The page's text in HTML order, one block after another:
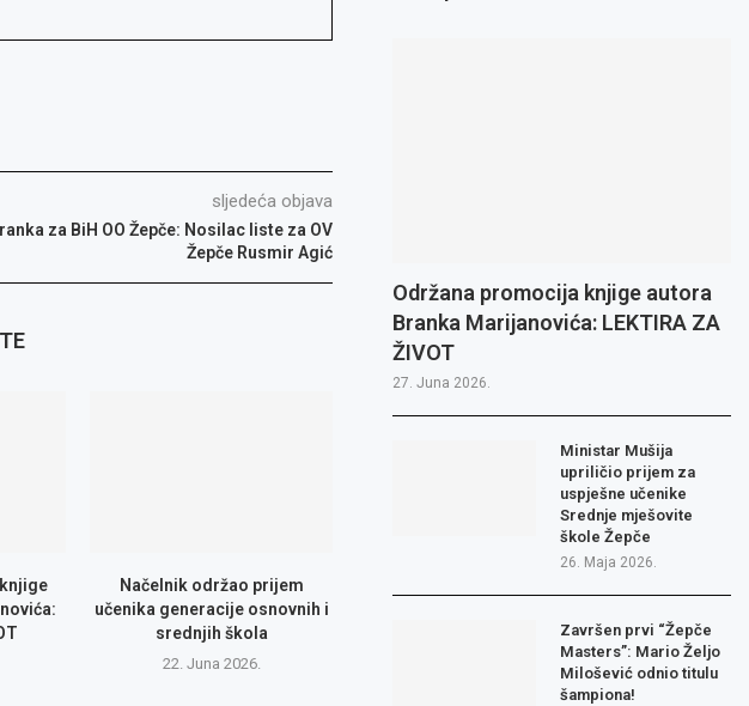
sljedeća objava
za BiH OO Žepče: Nosilac liste za OV
Žepče Rusmir Agić
Načelnik održao prijem
učenika generacije osnovnih i
srednjih škola
22. Juna 2026.
Održana promocija knjige autora
Branka Marijanovića: LEKTIRA ZA
ŽIVOT
27. Juna 2026.
Ministar Mušija
upriličio prijem za
uspješne učenike
Srednje mješovite
škole Žepče
26. Maja 2026.
Završen prvi “Žepče
Masters”: Mario Željo
Milošević odnio titulu
šampiona!